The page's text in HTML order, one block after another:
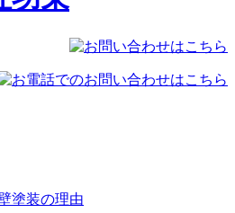
塗装の理由